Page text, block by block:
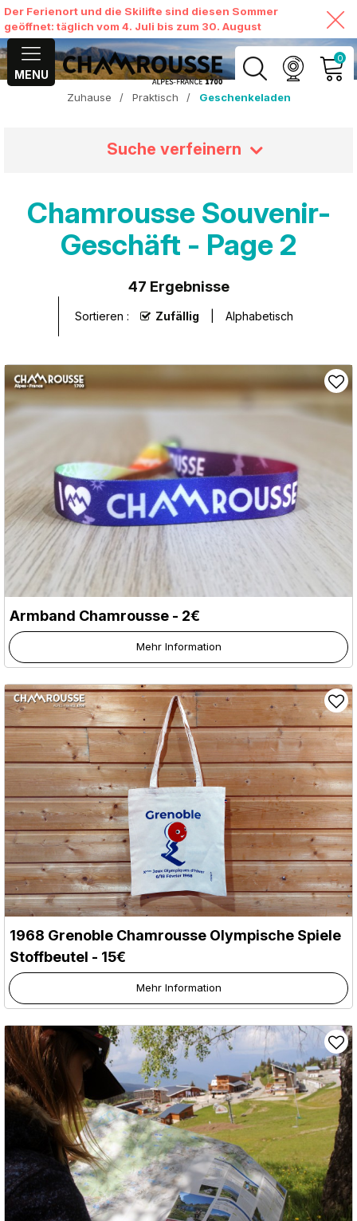
Der Ferienort und die Skilifte sind diesen Sommer
geöffnet: täglich vom 4. Juli bis zum 30. August
MENU
0
MEIN KONTO
MEINEN WARENKORB
Zuhause / Praktisch / Geschenkeladen
Suche verfeinern
Chamrousse Souvenir-
Geschäft - Page 2
47 Ergebnisse
Sortieren : Zufällig Alphabetisch
Armband Chamrousse - 2€
Mehr Information
1968 Grenoble Chamrousse Olympische Spiele
Stoffbeutel - 15€
Mehr Information